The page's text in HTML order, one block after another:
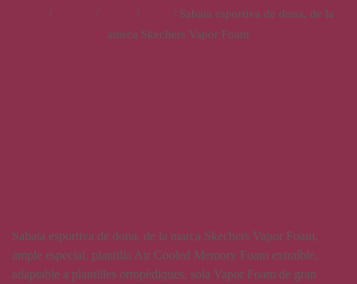
/ / /
/ Sabata esportiva de dona, de la
amrca Skechers Vapor Foam
Sabata esportiva de dona, de la marca Skechers Vapor Foam,
ample especial, plantilla Air Cooled Memory Foam extraíble,
adaptable a plantilles ortopèdiques, sola Vapor Foam de gran